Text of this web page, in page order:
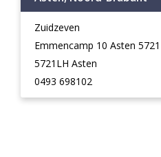
Zuidzeven
Emmencamp 10 Asten
5721LH Asten
0493 698102